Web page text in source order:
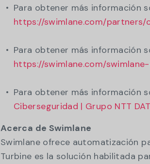
Para obtener más información
https://swimlane.com/
Para obtener más información
https://swimlane.com/
Para obtener más información
Ciberseguridad | Grupo NTT
Acerca de Swimlane
Swimlane ofrece automatización
Turbine es la solución habilitada